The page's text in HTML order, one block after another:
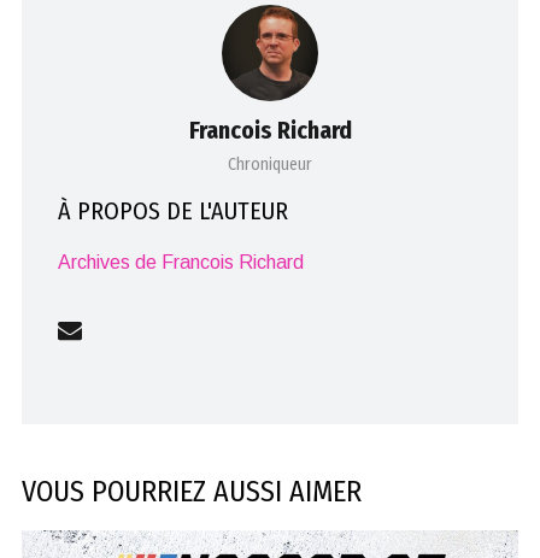
Francois Richard
Chroniqueur
À PROPOS DE L'AUTEUR
Archives de Francois Richard
VOUS POURRIEZ AUSSI AIMER